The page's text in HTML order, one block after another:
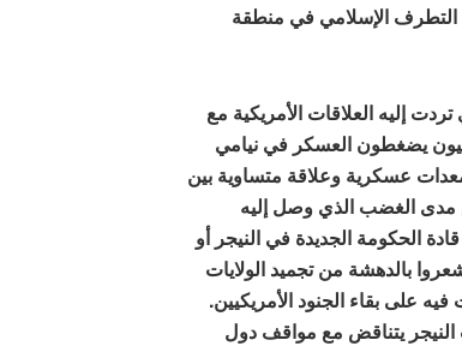
التطرف الإسلامي في منطقة
إليه العلاقات الأمريكية مع
يضغطون العسكر في نيامي
عسكرية وعلاقة متساوية بين
الغضب الذي وصل إليه
الحكومة الجديدة في النيجر أو
بالدهشة من تجميد الولايات
على بقاء الجنود الأمريكيين.
النيجر يتناقض مع مواقف دول